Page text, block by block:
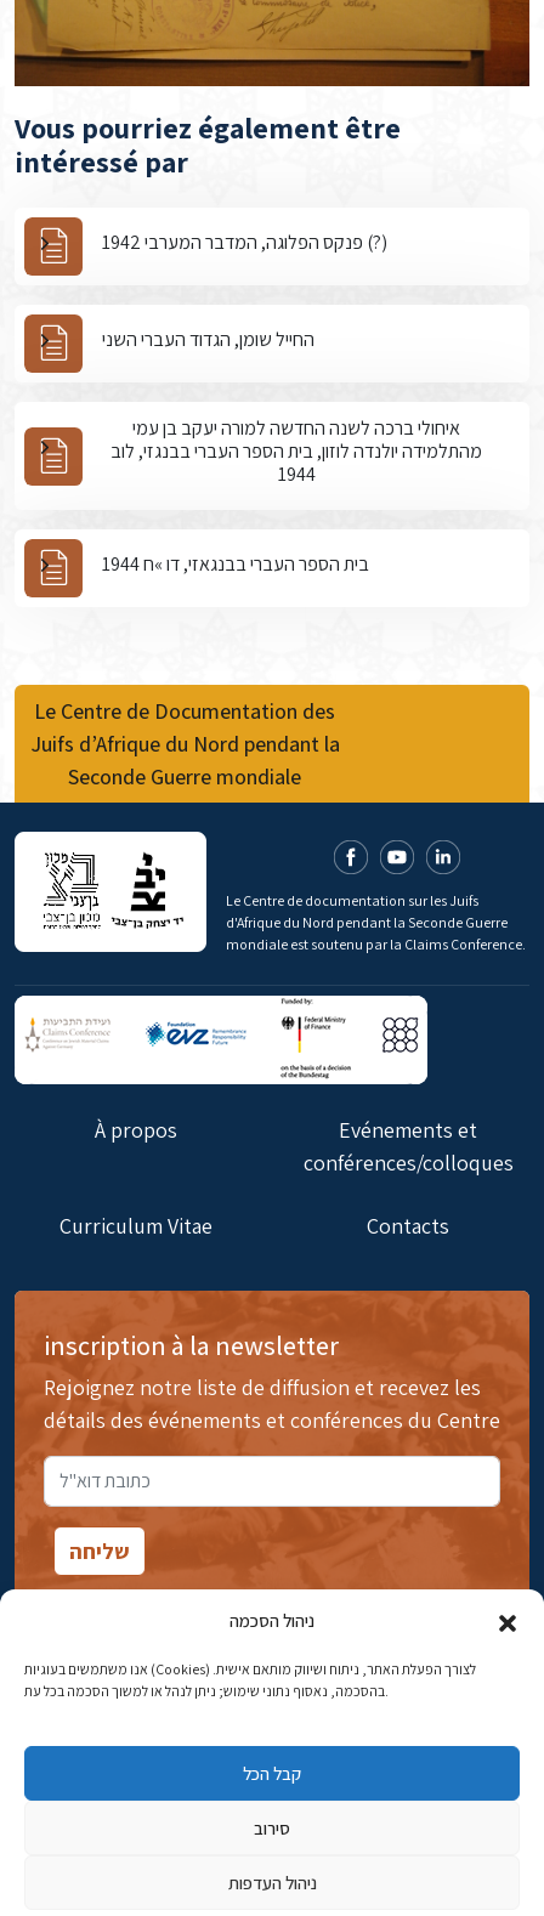
ניהול הסכמה
אנו משתמשים בעוגיות (Cookies) לצורך הפעלת האתר, ניתוח ושיווק מותאם אישית.
בהסכמה, נאסוף נתוני שימוש; ניתן לנהל או למשוך הסכמה בכל עת.
קבל הכל
סירוב
ניהול העדפות
Vous pourriez également être
intéressé par
פנקס הפלוגה, המדבר המערבי 1942 (?)
החייל שומן, הגדוד העברי השני
איחולי ברכה לשנה החדשה למורה יעקב בן עמי
מהתלמידה יולנדה לוזון, בית הספר העברי בבנגזי, לוב
1944
בית הספר העברי בבנגאזי, דו »ח 1944
Le Centre de Documentation des
Juifs d’Afrique du Nord pendant la
Seconde Guerre mondiale
Le Centre de documentation sur les Juifs
d'Afrique du Nord pendant la Seconde Guerre
mondiale est soutenu par la Claims Conference.
À propos
Evénements et
conférences/colloques
Curriculum Vitae Contacts
inscription à la newsletter
Rejoignez notre liste de diffusion et recevez les
détails des événements et conférences du Centre
14rue Ibn Gavirol, Rehavia, Jérusalem
Adresse électronique:najww2@ybz.org.il